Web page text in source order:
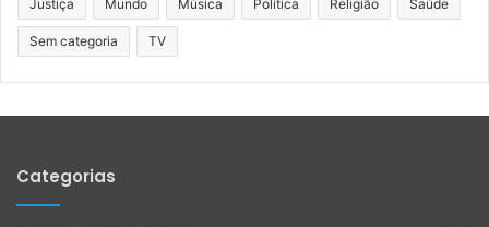
Justiça Mundo Música Política Religião Saúde
Sem categoria TV
Categorias